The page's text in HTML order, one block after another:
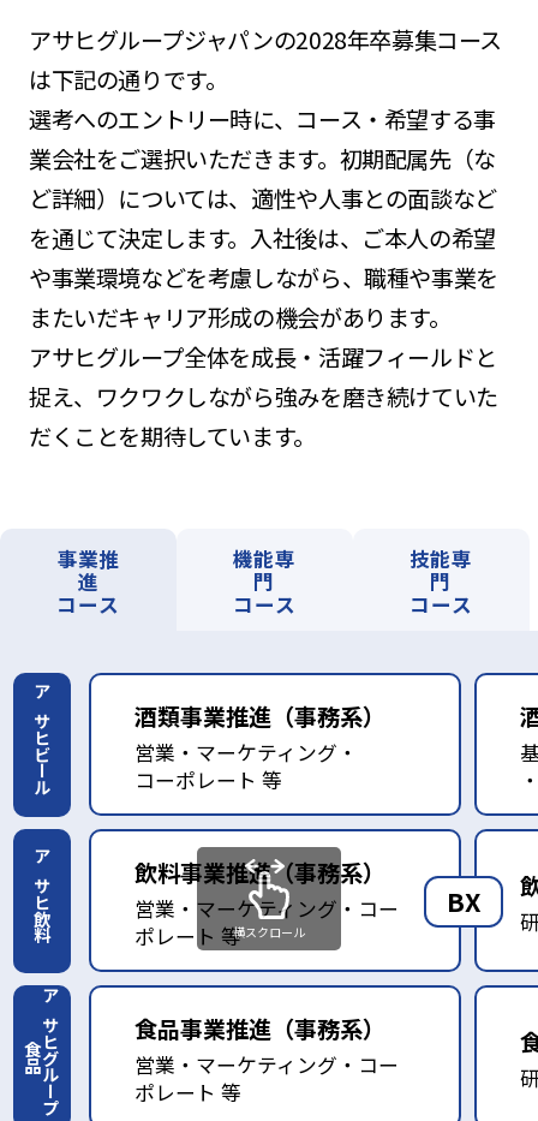
アサヒグループジャパンの2028年卒募集コース
は下記の通りです。
選考へのエントリー時に、コース・希望する事
業会社をご選択いただきます。初期配属先（な
ど詳細）については、適性や人事との面談など
を通じて決定します。入社後は、ご本人の希望
や事業環境などを考慮しながら、職種や事業を
またいだキャリア形成の機会があります。
アサヒグループ全体を成長・活躍フィールドと
捉え、ワクワクしながら強みを磨き続けていた
だくことを期待しています。
事業推
進
コース
機能専
門
コース
技能専
門
コース
アサヒビール 酒類事業推進（事務系）
営業・マーケティング・
コーポレート 等
アサヒ飲料 飲料事業推進（事務系）
営業・マーケティング・コー
ポレート 等
BX
アサヒグループ
食品
食品事業推進（事務系）
営業・マーケティング・コー
ポレート 等
横スクロール